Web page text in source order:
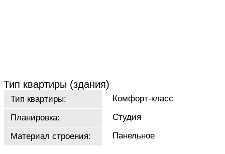
Тип квартиры (здания)
Тип квартиры:
Комфорт-класс
Планировка:
Студия
Материал строения:
Панельное